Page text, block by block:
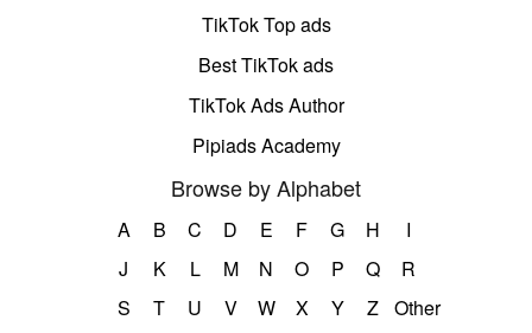
TikTok Top ads
Best TikTok ads
TikTok Ads Author
Pipiads Academy
Browse by Alphabet
A B C D E F G H
I
J
K L M N O P Q
R
S
T U V W X Y Z Other